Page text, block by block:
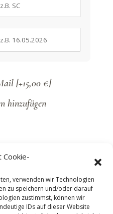
Cookie-
verwenden wir Technologien
zu speichern und/oder darauf
zustimmst, können wir
IDs auf dieser Website
[+15,00 €]
hinzufügen